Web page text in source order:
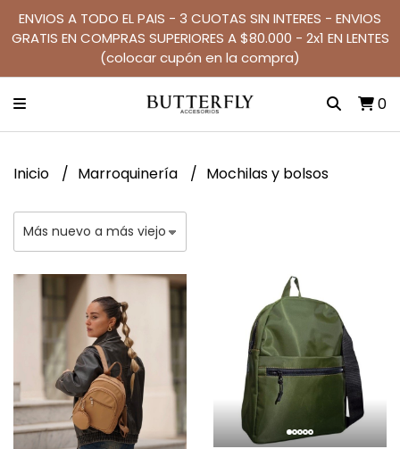
ENVIOS A TODO EL PAIS - 3 CUOTAS SIN INTERES - ENVIOS
GRATIS EN COMPRAS SUPERIORES A $80.000 - 2x1 EN LENTES
(colocar cupón en la compra)
0
Inicio Marroquinería Mochilas y bolsos